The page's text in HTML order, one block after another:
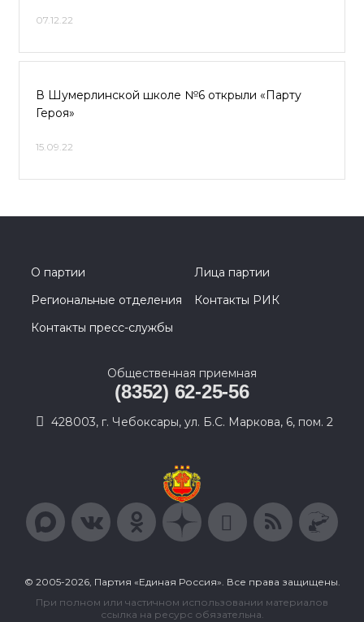
07.12.22
В Шумерлинской школе №6 открыли «Парту
Героя»
15.09.22
О партии
Лица партии
Региональные отделения
Контакты РИК
Контакты пресс-службы
Общественная приемная
(8352) 62-25-56
428003, г. Чебоксары, ул. Б.С. Маркова, 6, пом. 2
© 2005-2026, Партия «Единая Россия». Все права защищены.
При полном или частичном использовании материалов
ссылка на ресурс обязательна.